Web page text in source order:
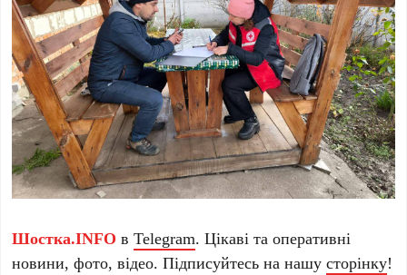
Шостка.INFO вTelegram. Цікаві та оперативні
новини, фото, відео. Підписуйтесь на нашусторінку!